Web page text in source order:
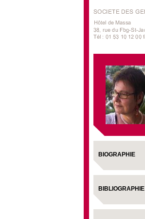
BIOGRAPHIE
BIBLIOGRAPHIE